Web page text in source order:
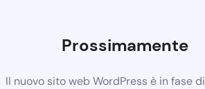
Prossimamente
Il nuovo sito web WordPress è in fase di